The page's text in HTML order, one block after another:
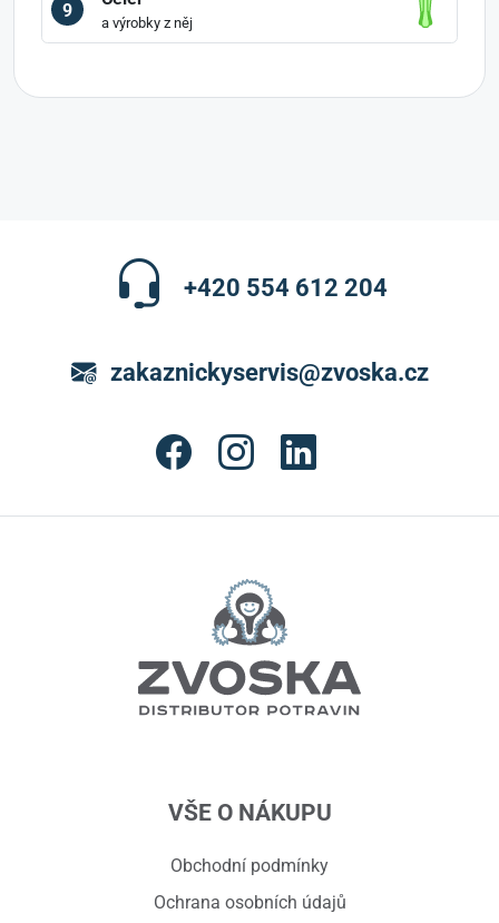
9
a výrobky z něj
+420 554 612 204
zakaznickyservis@zvoska.cz
VŠE O NÁKUPU
Obchodní podmínky
Ochrana osobních údajů